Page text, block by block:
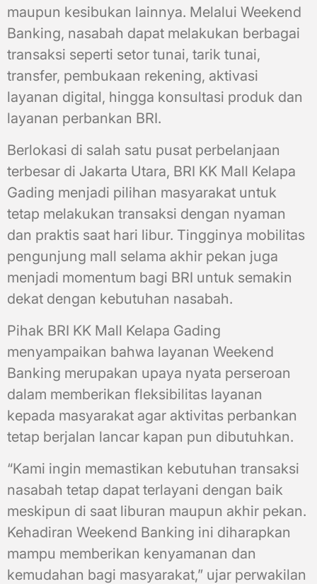
maupun kesibukan lainnya. Melalui Weekend
Banking, nasabah dapat melakukan berbagai
transaksi seperti setor tunai, tarik tunai,
transfer, pembukaan rekening, aktivasi
layanan digital, hingga konsultasi produk dan
layanan perbankan BRI.
Berlokasi di salah satu pusat perbelanjaan
terbesar di Jakarta Utara, BRI KK Mall Kelapa
Gading menjadi pilihan masyarakat untuk
tetap melakukan transaksi dengan nyaman
dan praktis saat hari libur. Tingginya mobilitas
pengunjung mall selama akhir pekan juga
menjadi momentum bagi BRI untuk semakin
dekat dengan kebutuhan nasabah.
Pihak BRI KK Mall Kelapa Gading
menyampaikan bahwa layanan Weekend
Banking merupakan upaya nyata perseroan
dalam memberikan fleksibilitas layanan
kepada masyarakat agar aktivitas perbankan
tetap berjalan lancar kapan pun dibutuhkan.
“Kami ingin memastikan kebutuhan transaksi
nasabah tetap dapat terlayani dengan baik
meskipun di saat liburan maupun akhir pekan.
Kehadiran Weekend Banking ini diharapkan
mampu memberikan kenyamanan dan
kemudahan bagi masyarakat,” ujar perwakilan